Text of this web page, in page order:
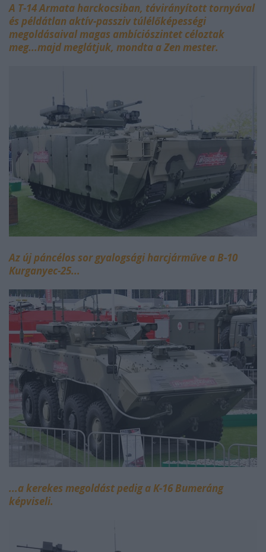
A T-14 Armata harckocsiban, távirányított tornyával
és példátlan aktív-passziv túlélőképességi
megoldásaival magas ambíciószintet céloztak
meg...majd meglátjuk, mondta a Zen mester.
Az új páncélos sor gyalogsági harcjárműve a B-10
Kurganyec-25...
...a kerekes megoldást pedig a K-16 Bumeráng
képviseli.